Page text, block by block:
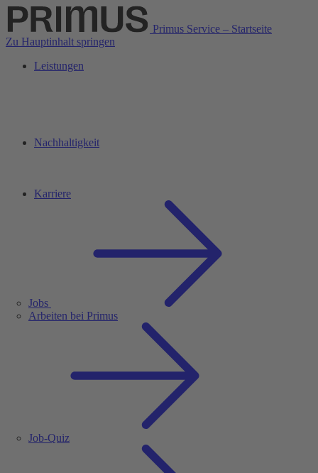
Primus Service – Startseite
Zu Hauptinhalt springen
Leistungen
Nachhaltigkeit
Karriere
Jobs
Arbeiten bei Primus
Job-Quiz